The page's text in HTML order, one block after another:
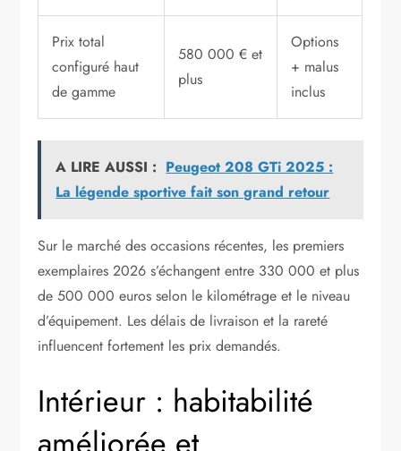
Prix total
configuré haut
de gamme
580 000 € et
plus
Options
+ malus
inclus
A LIRE AUSSI : Peugeot 208 GTi 2025 :
La légende sportive fait son grand retour
Sur le marché des occasions récentes, les premiers
exemplaires 2026 s’échangent entre 330 000 et plus
de 500 000 euros selon le kilométrage et le niveau
d’équipement. Les délais de livraison et la rareté
influencent fortement les prix demandés.
Intérieur : habitabilité